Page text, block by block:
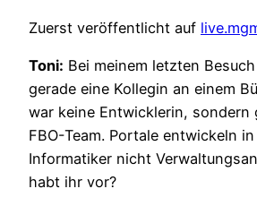
Zuerst veröffentlicht auf
Toni: Bei meinem letzten
gerade eine Kollegin an einem
war keine Entwicklerin, sondern
FBO-Team. Portale entwickeln in
Informatiker nicht
habt ihr vor?